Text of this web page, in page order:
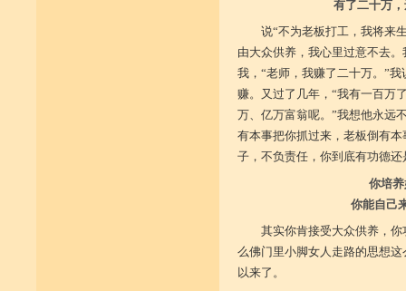
有了二十万
说“不为老板打工，我将来
由大众供养，我心里过意不去
我，“老师，我赚了二十万。”
赚。又过了几年，“我有一百万
万、亿万富翁呢。”我想他永远
有本事把你抓过来，老板倒有
子，不负责任，你到底有功德还
你培
你能自己
其实你肯接受大众供养，
么佛门里小脚女人走路的思想
以来了。